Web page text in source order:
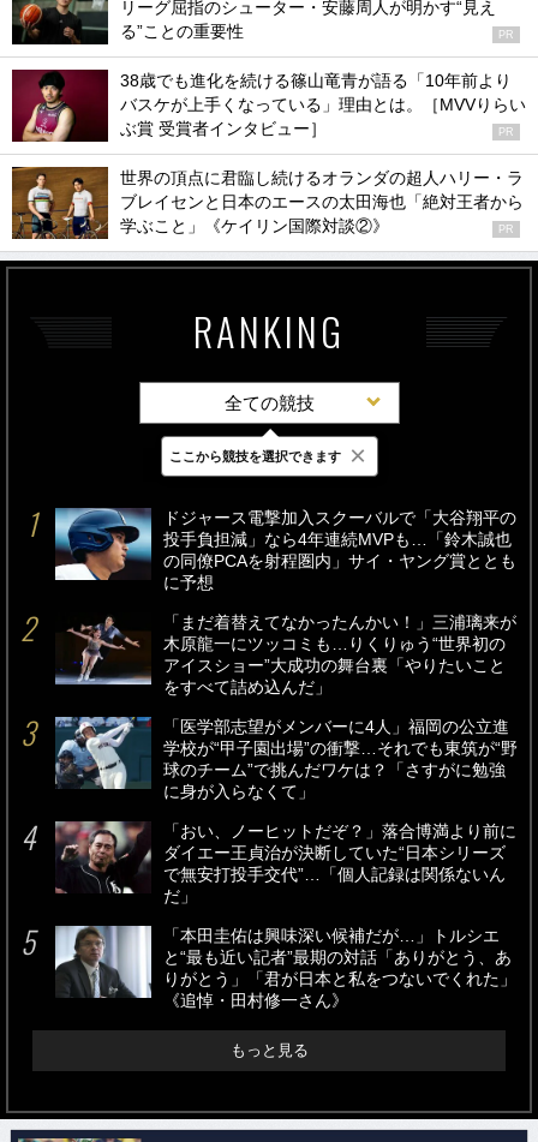
リーグ屈指のシューター・安藤周人が明かす“見え
る”ことの重要性
PR
38歳でも進化を続ける篠山竜青が語る「10年前より
バスケが上手くなっている」理由とは。［MVVりらい
ぶ賞 受賞者インタビュー］
PR
世界の頂点に君臨し続けるオランダの超人ハリー・ラ
ブレイセンと日本のエースの太田海也「絶対王者から
学ぶこと」《ケイリン国際対談②》
PR
RANKING
全ての競技
最新 24時間 週間
ドジャース電撃加入スクーバルで「大谷翔平の
投手負担減」なら4年連続MVPも…「鈴木誠也
の同僚PCAを射程圏内」サイ・ヤング賞ととも
に予想
「まだ着替えてなかったんかい！」三浦璃来が
木原龍一にツッコミも…りくりゅう“世界初の
アイスショー”大成功の舞台裏「やりたいこと
をすべて詰め込んだ」
「医学部志望がメンバーに4人」福岡の公立進
学校が“甲子園出場”の衝撃…それでも東筑が“野
球のチーム”で挑んだワケは？「さすがに勉強
に身が入らなくて」
「おい、ノーヒットだぞ？」落合博満より前に
ダイエー王貞治が決断していた“日本シリーズ
で無安打投手交代”…「個人記録は関係ないん
だ」
「本田圭佑は興味深い候補だが…」トルシエ
と“最も近い記者”最期の対話「ありがとう、あ
りがとう」「君が日本と私をつないでくれた」
《追悼・田村修一さん》
もっと見る
ここから競技を選択できます ×